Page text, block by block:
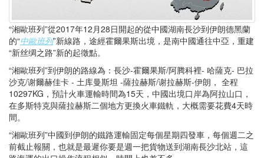
“湘歐班列”從2017年12月28日開起的從中國湖南長沙到伊朗德黑蘭
的“中歐班列”新線路，途經霍爾果斯出境，是南中國通往中亞，重建
“新丝绸之路”新的起徵點。
“湘歐班列”到伊朗的路線為：長沙-霍爾果斯/阿腾科裡- 哈薩克- 巴拉
沙克/谢爾赫佳卡 - 土库曼斯坦 -薩拉赫斯/谢拉赫斯-伊朗， 全程
10297KG，預計火車運輸時間為15天，中國出境口岸為阿拉山口，
在多斯特克與薩拉赫斯二個地方更換火車鐵軌，大概需要花費4天時
間。
“湘歐班列”中國到伊朗的鐵路運輸固定每個星期四發車，每個週二之
前截止報關，也就是最遲你要是週一把貨物送到湖南長沙北站，這